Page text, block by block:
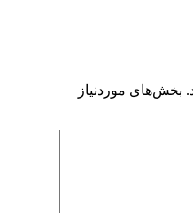
بخش‌های موردنیاز